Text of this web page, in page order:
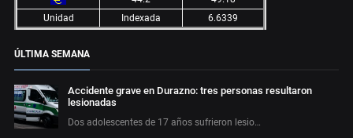
Unidad
Indexada 6.6339
ÚLTIMA SEMANA
Accidente grave en Durazno: tres personas resultaron
lesionadas
Dos adolescentes de 17 años sufrieron lesio…